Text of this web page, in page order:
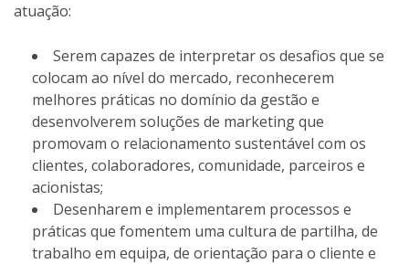
atuação:
Serem capazes de interpretar os desafios que se
colocam ao nível do mercado, reconhecerem
melhores práticas no domínio da gestão e
desenvolverem soluções de marketing que
promovam o relacionamento sustentável com os
clientes, colaboradores, comunidade, parceiros e
acionistas;
Desenharem e implementarem processos e
práticas que fomentem uma cultura de partilha, de
trabalho em equipa, de orientação para o cliente e